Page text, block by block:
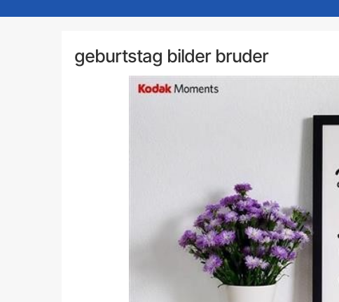
geburtstag bilder bruder